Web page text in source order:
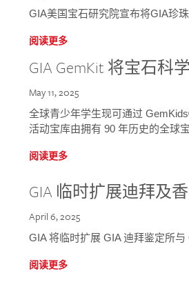
GIA美国宝石研究院宣布将GIA珍
阅读更多
GIA GemKit 将宝石科
May 11, 2025
全球青少年学生现可通过
活动宝库由拥有 90 年历史的全球
阅读更多
GIA 临时扩展迪拜及
April 6, 2025
GIA 将临时扩展 GIA 迪拜鉴定所与
阅读更多